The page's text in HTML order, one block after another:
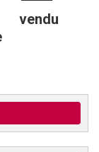
vendu